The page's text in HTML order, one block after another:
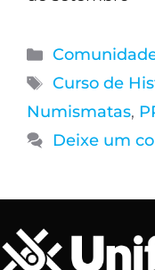
Curso de
Numismatas,
Deixe um